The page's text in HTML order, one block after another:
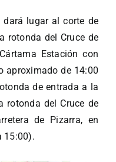
dará lugar al corte de
rotonda del Cruce de
Estación con
aproximado de 14:00
de entrada a la
rotonda del Cruce de
de Pizarra, en
15:00).